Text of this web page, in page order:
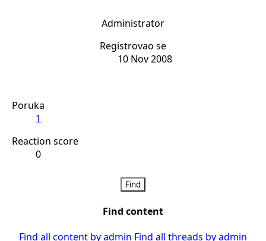
Administrator
Registrovao se
10 Nov 2008
Poruka
1
Reaction score
0
Find
Find content
Find all content by admin Find all threads by admin